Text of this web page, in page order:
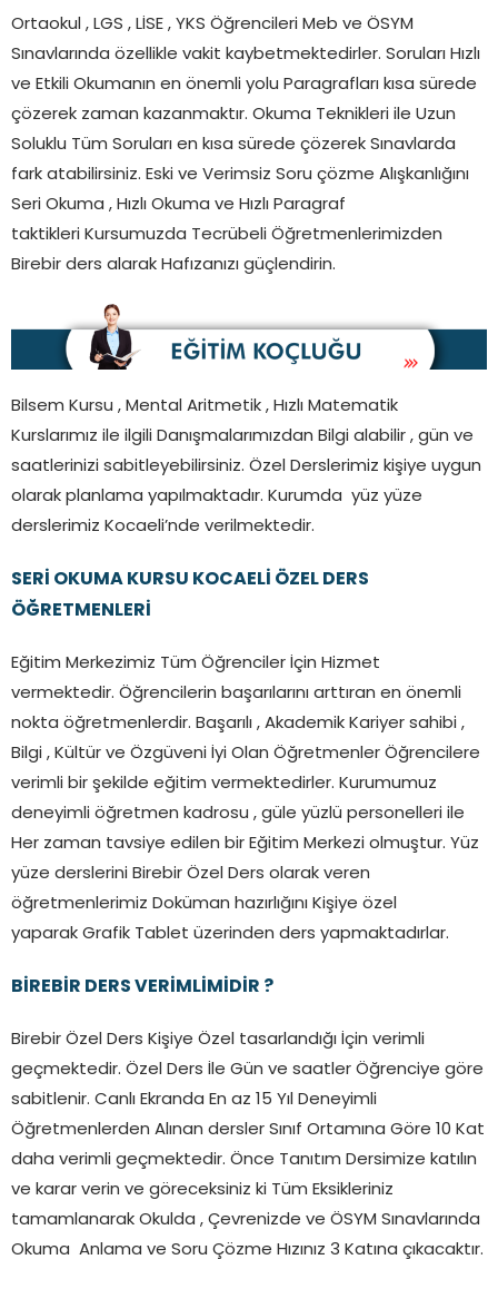
Ortaokul , LGS , LİSE , YKS Öğrencileri Meb ve ÖSYM
Sınavlarında özellikle vakit kaybetmektedirler. Soruları Hızlı
ve Etkili Okumanın en önemli yolu Paragrafları kısa sürede
çözerek zaman kazanmaktır. Okuma Teknikleri ile Uzun
Soluklu Tüm Soruları en kısa sürede çözerek Sınavlarda
fark atabilirsiniz. Eski ve Verimsiz Soru çözme Alışkanlığını
Seri Okuma , Hızlı Okuma ve Hızlı Paragraf
taktikleri Kursumuzda Tecrübeli Öğretmenlerimizden
Birebir ders alarak Hafızanızı güçlendirin.
Bilsem Kursu , Mental Aritmetik , Hızlı Matematik
Kurslarımız ile ilgili Danışmalarımızdan Bilgi alabilir , gün ve
saatlerinizi sabitleyebilirsiniz. Özel Derslerimiz kişiye uygun
olarak planlama yapılmaktadır. Kurumda yüz yüze
derslerimiz Kocaeli’nde verilmektedir.
SERİ OKUMA KURSU KOCAELİ ÖZEL DERS
ÖĞRETMENLERİ
Eğitim Merkezimiz Tüm Öğrenciler İçin Hizmet
vermektedir. Öğrencilerin başarılarını arttıran en önemli
nokta öğretmenlerdir. Başarılı , Akademik Kariyer sahibi ,
Bilgi , Kültür ve Özgüveni İyi Olan Öğretmenler Öğrencilere
verimli bir şekilde eğitim vermektedirler. Kurumumuz
deneyimli öğretmen kadrosu , güle yüzlü personelleri ile
Her zaman tavsiye edilen bir Eğitim Merkezi olmuştur. Yüz
yüze derslerini Birebir Özel Ders olarak veren
öğretmenlerimiz Doküman hazırlığını Kişiye özel
yaparak Grafik Tablet üzerinden ders yapmaktadırlar.
BİREBİR DERS VERİMLİMİDİR ?
Birebir Özel Ders Kişiye Özel tasarlandığı İçin verimli
geçmektedir. Özel Ders İle Gün ve saatler Öğrenciye göre
sabitlenir. Canlı Ekranda En az 15 Yıl Deneyimli
Öğretmenlerden Alınan dersler Sınıf Ortamına Göre 10 Kat
daha verimli geçmektedir. Önce Tanıtım Dersimize katılın
ve karar verin ve göreceksiniz ki Tüm Eksikleriniz
tamamlanarak Okulda , Çevrenizde ve ÖSYM Sınavlarında
Okuma Anlama ve Soru Çözme Hızınız 3 Katına çıkacaktır.